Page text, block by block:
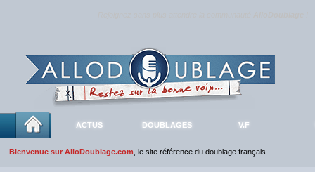
ACTUS DOUBLAGES V.F
Bienvenue sur AlloDoublage.com , le site référence du doublage français.